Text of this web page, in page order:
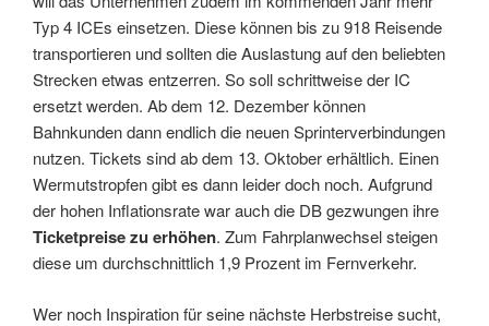
Typ 4 ICEs einsetzen. Diese können bis zu 918 Reisende
transportieren und sollten die Auslastung auf den beliebten
Strecken etwas entzerren. So soll schrittweise der IC
ersetzt werden. Ab dem 12. Dezember können
Bahnkunden dann endlich die neuen Sprinterverbindungen
nutzen. Tickets sind ab dem 13. Oktober erhältlich. Einen
Wermutstropfen gibt es dann leider doch noch. Aufgrund
der hohen Inflationsrate war auch die DB gezwungen ihre
Ticketpreise zu erhöhen. Zum Fahrplanwechsel steigen
diese um durchschnittlich 1,9 Prozent im Fernverkehr.
Wer noch Inspiration für seine nächste Herbstreise sucht,